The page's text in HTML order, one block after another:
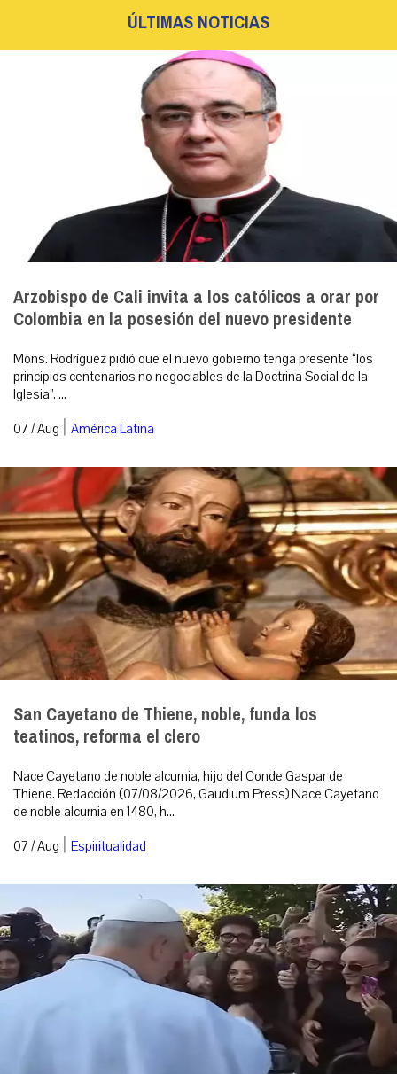
ÚLTIMAS NOTICIAS
Arzobispo de Cali invita a los católicos a orar por
Colombia en la posesión del nuevo presidente
Mons. Rodríguez pidió que el nuevo gobierno tenga presente “los
principios centenarios no negociables de la Doctrina Social de la
Iglesia”. ...
07 / Aug | América Latina
San Cayetano de Thiene, noble, funda los
teatinos, reforma el clero
Nace Cayetano de noble alcurnia, hijo del Conde Gaspar de
Thiene. Redacción (07/08/2026, Gaudium Press) Nace Cayetano
de noble alcurnia en 1480, h...
07 / Aug | Espiritualidad